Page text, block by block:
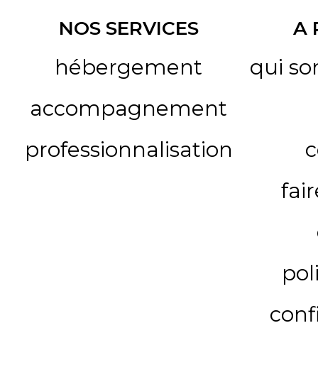
NOS SERVICES
hébergement
accompagnement
professionnalisation
A
qui